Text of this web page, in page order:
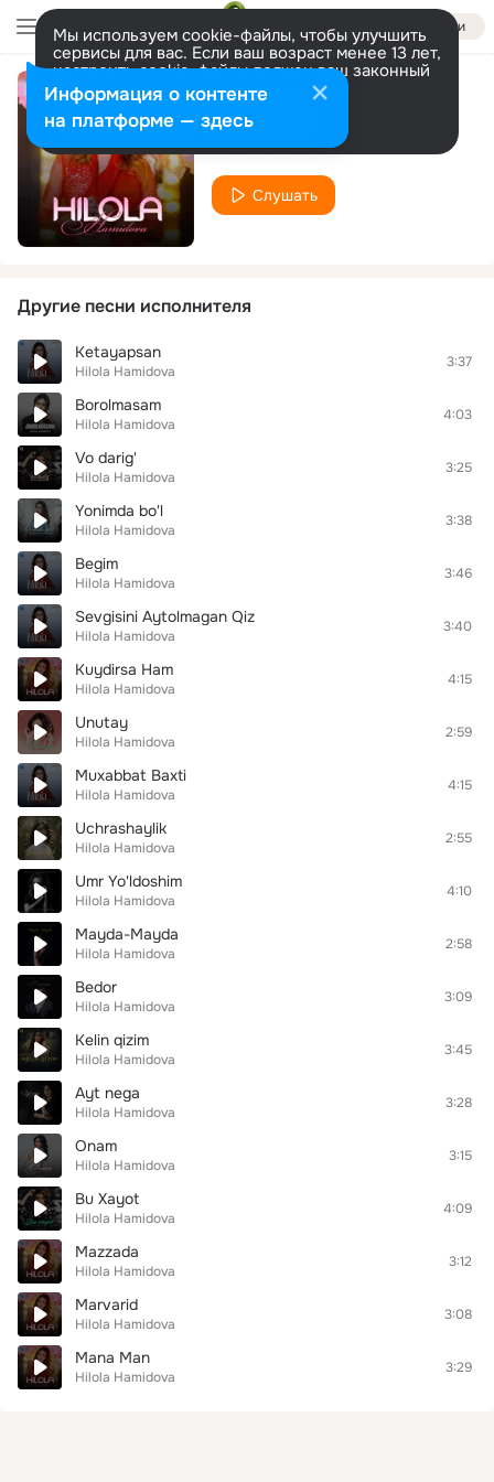
Войти
Мы используем cookie-файлы, чтобы улучшить
сервисы для вас. Если ваш возраст менее 13 лет,
настроить cookie-файлы должен ваш законный
представитель. Больше информации
Разрешить все Настроить
Alla
Hilola Hamidova
Слушать
Другие песни исполнителя
Ketayapsan
Hilola Hamidova
3:37
Borolmasam
Hilola Hamidova
4:03
Vo darig'
Hilola Hamidova
3:25
Yonimda bo'l
Hilola Hamidova
3:38
Begim
Hilola Hamidova
3:46
Sevgisini Aytolmagan Qiz
Hilola Hamidova
3:40
Kuydirsa Ham
Hilola Hamidova
4:15
Unutay
Hilola Hamidova
2:59
Muxabbat Baxti
Hilola Hamidova
4:15
Uchrashaylik
Hilola Hamidova
2:55
Umr Yo'ldoshim
Hilola Hamidova
4:10
Mayda-Mayda
Hilola Hamidova
2:58
Bedor
Hilola Hamidova
3:09
Kelin qizim
Hilola Hamidova
3:45
Ayt nega
Hilola Hamidova
3:28
Onam
Hilola Hamidova
3:15
Bu Xayot
Hilola Hamidova
4:09
Mazzada
Hilola Hamidova
3:12
Marvarid
Hilola Hamidova
3:08
Mana Man
Hilola Hamidova
3:29
Информация о контенте
на платформе — здесь